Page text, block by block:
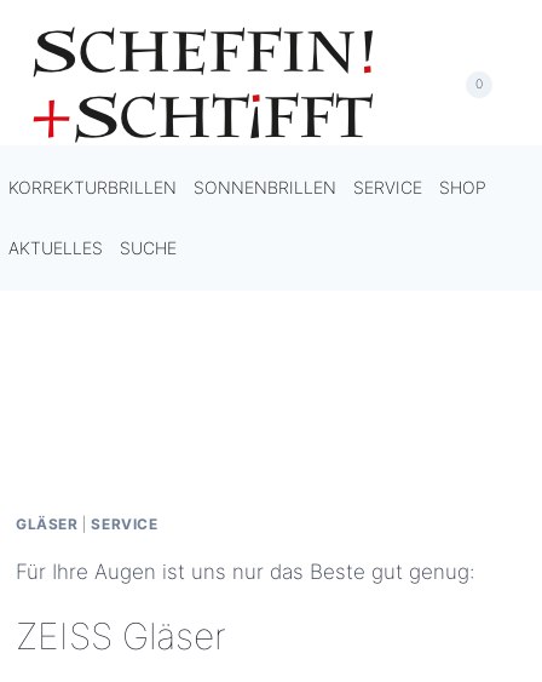
Inhalt
springen
0
KORREKTURBRILLEN SONNENBRILLEN SERVICE SHOP
AKTUELLES SUCHE
GLÄSER |SERVICE
Für Ihre Augen ist uns nur das Beste gut genug:
ZEISS Gläser